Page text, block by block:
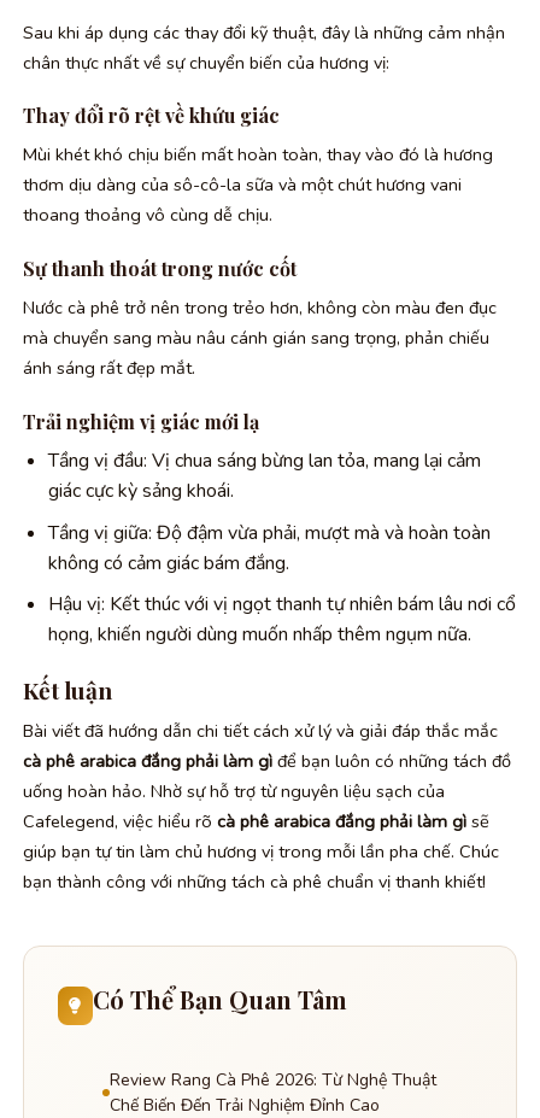
Sau khi áp dụng các thay đổi kỹ thuật, đây là những cảm nhận
chân thực nhất về sự chuyển biến của hương vị:
Thay đổi rõ rệt về khứu giác
Mùi khét khó chịu biến mất hoàn toàn, thay vào đó là hương
thơm dịu dàng của sô-cô-la sữa và một chút hương vani
thoang thoảng vô cùng dễ chịu.
Sự thanh thoát trong nước cốt
Nước cà phê trở nên trong trẻo hơn, không còn màu đen đục
mà chuyển sang màu nâu cánh gián sang trọng, phản chiếu
ánh sáng rất đẹp mắt.
Trải nghiệm vị giác mới lạ
Tầng vị đầu: Vị chua sáng bừng lan tỏa, mang lại cảm
giác cực kỳ sảng khoái.
Tầng vị giữa: Độ đậm vừa phải, mượt mà và hoàn toàn
không có cảm giác bám đắng.
Hậu vị: Kết thúc với vị ngọt thanh tự nhiên bám lâu nơi cổ
họng, khiến người dùng muốn nhấp thêm ngụm nữa.
Kết luận
Bài viết đã hướng dẫn chi tiết cách xử lý và giải đáp thắc mắc
cà phê arabica đắng phải làm gì để bạn luôn có những tách đồ
uống hoàn hảo. Nhờ sự hỗ trợ từ nguyên liệu sạch của
Cafelegend, việc hiểu rõ cà phê arabica đắng phải làm gì sẽ
giúp bạn tự tin làm chủ hương vị trong mỗi lần pha chế. Chúc
bạn thành công với những tách cà phê chuẩn vị thanh khiết!
Có Thể Bạn Quan Tâm
Review Rang Cà Phê 2026: Từ Nghệ Thuật
Chế Biến Đến Trải Nghiệm Đỉnh Cao